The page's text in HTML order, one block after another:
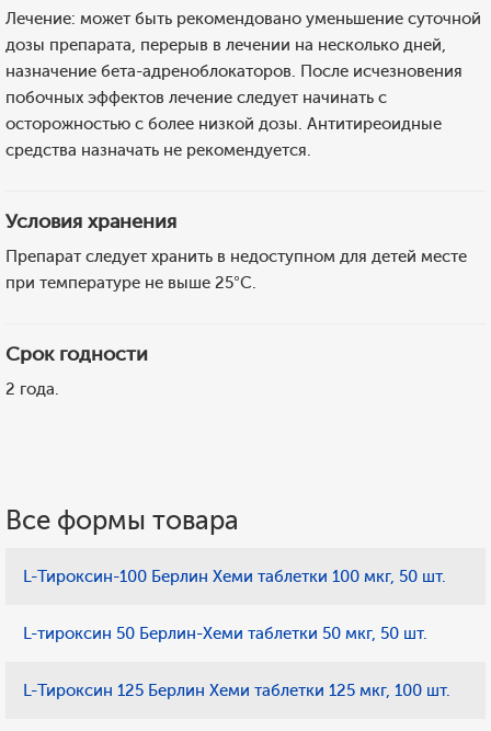
Лечение: может быть рекомендовано уменьшение суточной
дозы препарата, перерыв в лечении на несколько дней,
назначение бета-адреноблокаторов. После исчезновения
побочных эффектов лечение следует начинать с
осторожностью с более низкой дозы. Антитиреоидные
средства назначать не рекомендуется.
Условия хранения
Препарат следует хранить в недоступном для детей месте
при температуре не выше 25°С.
Срок годности
2 года.
Все формы товара
L-Тироксин-100 Берлин Хеми таблетки 100 мкг, 50 шт.
L-тироксин 50 Берлин-Хеми таблетки 50 мкг, 50 шт.
L-Тироксин 125 Берлин Хеми таблетки 125 мкг, 100 шт.